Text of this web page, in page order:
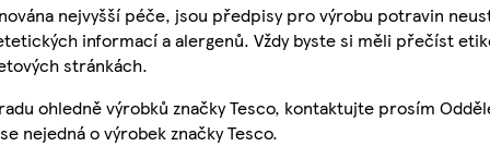
nejvyšší péče, jsou předpisy pro výrobu potravin
informací a alergenů. Vždy byste si měli přečíst
stránkách.
ohledně výrobků značky Tesco, kontaktujte prosím
nejedná o výrobek značky Tesco.